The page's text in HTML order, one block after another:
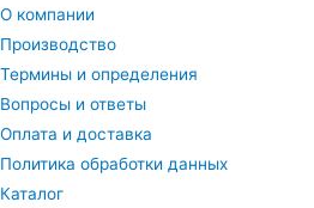
О компании
Производство
Термины и определения
Вопросы и ответы
Оплата и доставка
Политика обработки данных
Каталог